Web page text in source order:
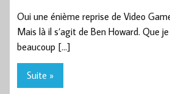
Oui une énième reprise de Video
Mais là il s’agit de Ben Howard. Que
beaucoup […]
Suite »